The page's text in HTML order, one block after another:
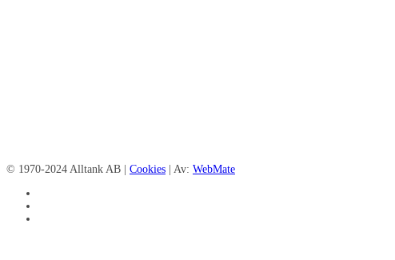
© 1970-2024 Alltank AB | Cookies | Av: WebMate